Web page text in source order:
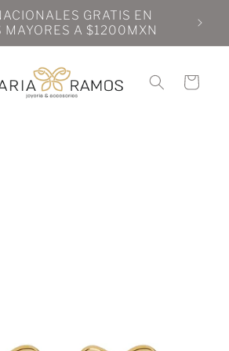
GRATIS EN
MAYORES A $1200MXN
Carrito